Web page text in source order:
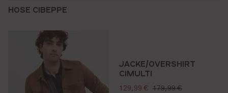
HOSE CIBEPPE
JACKE/OVERSHIRT
CIMULTI
verkaufspreis:
129,99 € regulärer preis:
179,99 €